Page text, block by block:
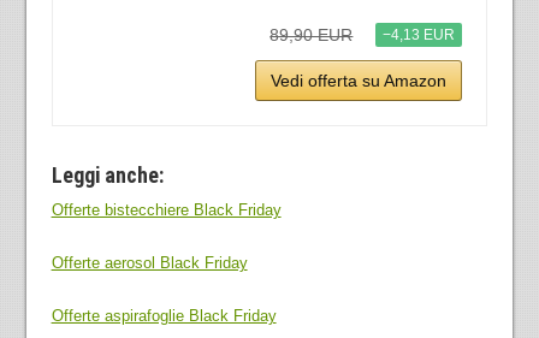
89,90 EUR −4,13 EUR
Vedi offerta su Amazon
Leggi anche:
Offerte bistecchiere Black Friday
Offerte aerosol Black Friday
Offerte aspirafoglie Black Friday